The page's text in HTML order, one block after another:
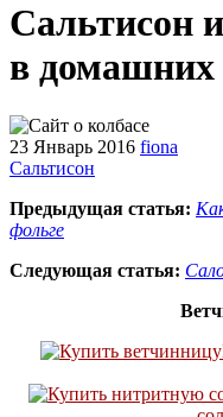
Сальтисон
в домашних
23 Январь 2016 fiona
Сальтисон
Предыдущая статья:
фольге
Следующая статья: